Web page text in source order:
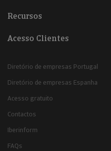
Recursos
Acesso Clientes
Diretório de empresas Portugal
Diretório de empresas Espanha
Acesso gratuito
Contactos
Iberinform
FAQs